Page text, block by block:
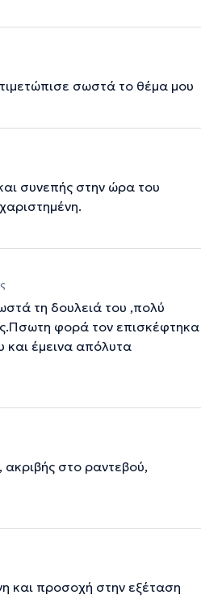
σωστά το θέμα μου
συνεπής στην ώρα του
τη δουλειά του ,πολύ
φορά τον επισκέφτηκα
και έμεινα απόλυτα
στο ραντεβού,
και προσοχή στην εξέταση